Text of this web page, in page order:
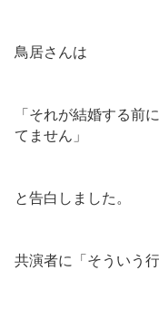
鳥居さんは
「それが結婚する前
てません」
と告白しました。
共演者に「そういう